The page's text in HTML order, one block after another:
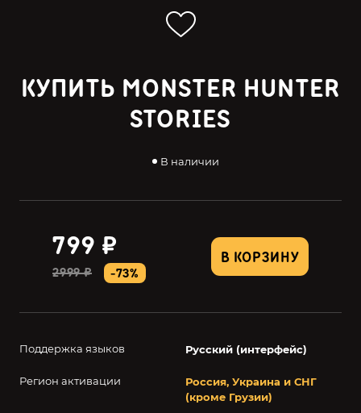
КУПИТЬ MONSTER HUNTER
STORIES
В наличии
В КОРЗИНУ
799 ₽
2999 ₽ -73%
Поддержка языков Русский (интерфейс)
Регион активации
Россия, Украина и СНГ
(кроме Грузии)